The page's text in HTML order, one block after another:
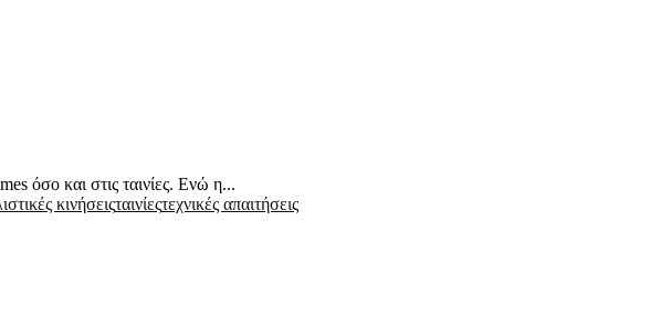
όσο και στις ταινίες. Ενώ η...
κινήσειςταινίεςτεχνικές απαιτήσεις